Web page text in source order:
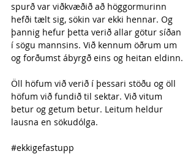
spurð var viðkvæðið að höggormurinn
hefði tælt sig, sökin var ekki hennar. Og
þannig hefur þetta verið allar götur síðan
í sögu mannsins. Við kennum öðrum um
og forðumst ábyrgð eins og heitan eldinn.
Öll höfum við verið í þessari stöðu og öll
höfum við fundið til sektar. Við vitum
betur og getum betur. Leitum heldur
lausna en sökudólga.
#ekkigefastupp